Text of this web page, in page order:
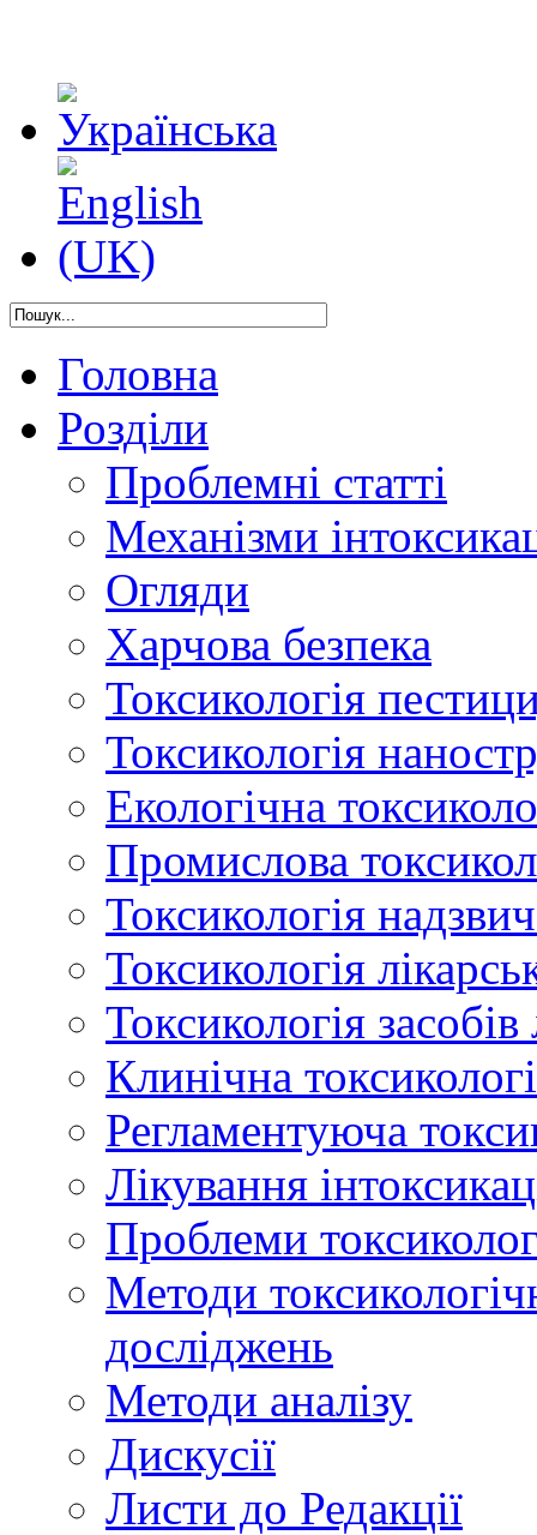
Головна
Розділи
Проблемні статті
Механізми
Огляди
Харчова безпека
Токсикологія
Токсикологія
Екологічна
Промислова
Токсикологія
Токсикологія
Токсикологія
Клинічна
Регламентуюча
Лікування
Проблеми
Методи
досліджень
Методи аналізу
Дискусії
Листи до Редакції